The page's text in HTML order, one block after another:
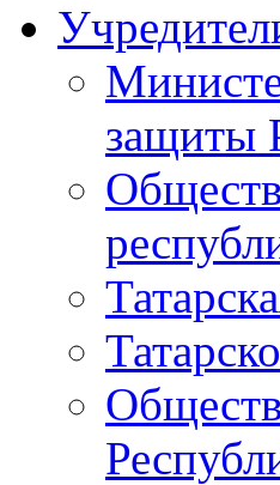
защиты